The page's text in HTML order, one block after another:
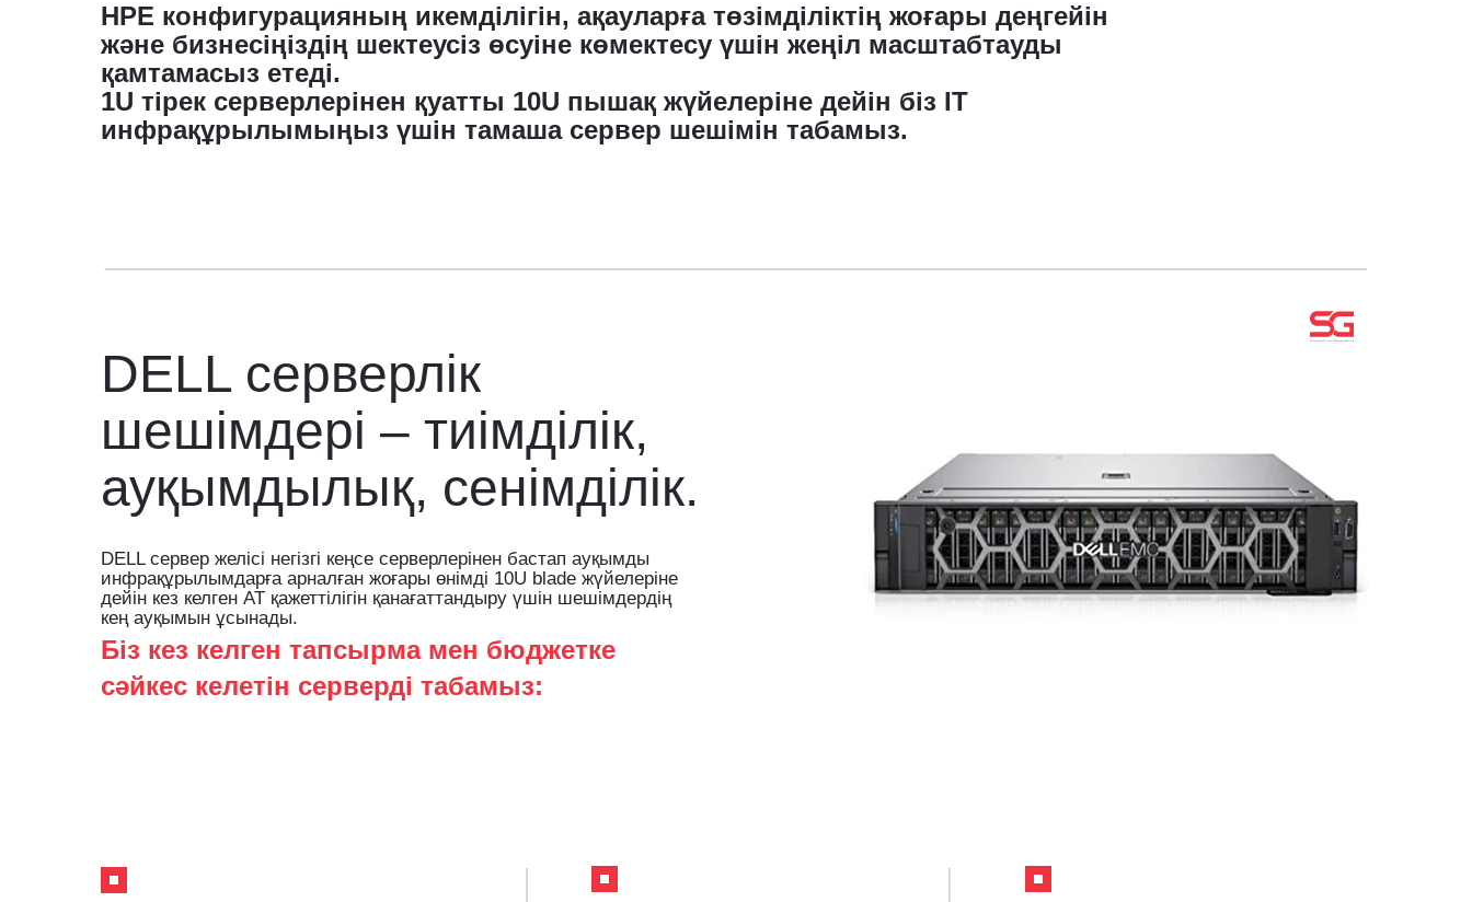
HPE конфигурацияның икемділігін, ақауларға төзімділіктің жоғары деңгейін
және бизнесіңіздің шектеусіз өсуіне көмектесу үшін жеңіл масштабтауды
қамтамасыз етеді.
1U тірек серверлерінен қуатты 10U пышақ жүйелеріне дейін біз IT
инфрақұрылымыңыз үшін тамаша сервер шешімін табамыз.
DELL серверлік
шешімдері – тиімділік,
ауқымдылық, сенімділік.
DELL сервер желісі негізгі кеңсе серверлерінен бастап ауқымды
инфрақұрылымдарға арналған жоғары өнімді 10U blade жүйелеріне
дейін кез келген АТ қажеттілігін қанағаттандыру үшін шешімдердің
кең ауқымын ұсынады.
Біз кез келген тапсырма мен бюджетке
сәйкес келетін серверді табамыз: